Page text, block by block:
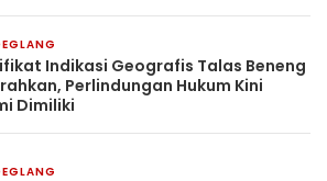
Indikasi Geografis Talas Beneng
Perlindungan Hukum Kini
Dimiliki